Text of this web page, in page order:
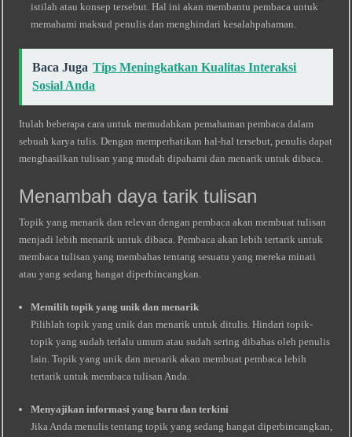
istilah atau konsep tersebut. Hal ini akan membantu pembaca untuk
memahami maksud penulis dan menghindari kesalahpahaman.
Baca Juga Tips Meningkatkan Kualitas Interaksi
Sosial Anda
Itulah beberapa cara untuk memudahkan pemahaman pembaca dalam
sebuah karya tulis. Dengan memperhatikan hal-hal tersebut, penulis dapat
menghasilkan tulisan yang mudah dipahami dan menarik untuk dibaca.
Menambah daya tarik tulisan
Topik yang menarik dan relevan dengan pembaca akan membuat tulisan
menjadi lebih menarik untuk dibaca. Pembaca akan lebih tertarik untuk
membaca tulisan yang membahas tentang sesuatu yang mereka minati
atau yang sedang hangat diperbincangkan.
Memilih topik yang unik dan menarik
Pilihlah topik yang unik dan menarik untuk ditulis. Hindari topik-
topik yang sudah terlalu umum atau sudah sering dibahas oleh penulis
lain. Topik yang unik dan menarik akan membuat pembaca lebih
tertarik untuk membaca tulisan Anda.
Menyajikan informasi yang baru dan terkini
Jika Anda menulis tentang topik yang sedang hangat diperbincangkan,